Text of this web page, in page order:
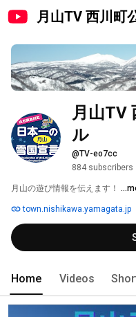
月山TV 西川町
月山TV
ル
@TV-eo7cc
884 subscribers
月山の遊び情報を伝えます！
town.nishikawa.yamagata.jp
Home Videos